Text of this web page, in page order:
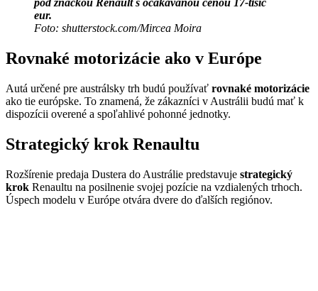
eur.
Foto: shutterstock.com/Mircea Moira
Rovnaké motorizácie ako v Európe
Autá určené pre austrálsky trh budú používať rovnaké motorizácie
ako tie európske. To znamená, že zákazníci v Austrálii budú mať k
dispozícii overené a spoľahlivé pohonné jednotky.
Strategický krok Renaultu
Rozšírenie predaja Dustera do Austrálie predstavuje strategický
krok Renaultu na posilnenie svojej pozície na vzdialených trhoch.
Úspech modelu v Európe otvára dvere do ďalších regiónov.